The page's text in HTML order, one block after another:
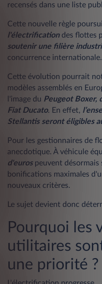
recensés dans une liste
Cette nouvelle règle
l'électrificationdes flottes
soutenir une filière
concurrence internationale.
Cette évolution pourrait
modèles assemblés en
l'image du Peugeot Boxer,
Fiat Ducato. En effet,
Stellantis seront éligibles
Pour les gestionnaires de
anecdotique. À véhicule
d'eurospeuvent désormais
bonifications maximales
nouveaux critères.
Le sujet devient donc
Pourquoi les
utilitaires
une priorité ?